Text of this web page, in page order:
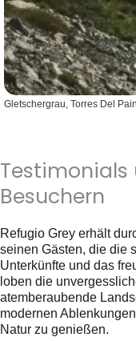
Gletschergrau, Torres Del
Testimonials
Besuchern
Refugio Grey erhält
seinen Gästen, die die
Unterkünfte und das
loben die
atemberaubende
modernen
Natur zu genießen.